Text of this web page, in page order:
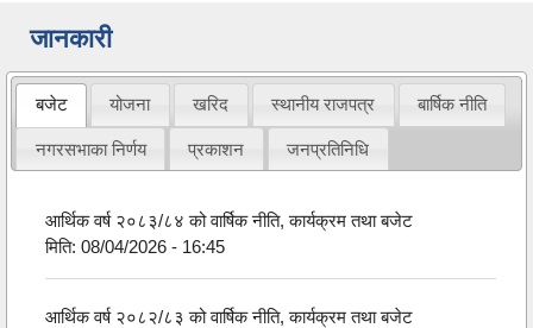
जानकारी
बजेट योजना खरिद स्थानीय राजपत्र बार्षिक नीति
नगरसभाका निर्णय प्रकाशन जनप्रतिनिधि
आर्थिक वर्ष २०८३/८४ को वार्षिक नीति, कार्यक्रम तथा बजेट
मिति:08/04/2026 - 16:45
आर्थिक वर्ष २०८२/८३ को वार्षिक नीति, कार्यक्रम तथा बजेट